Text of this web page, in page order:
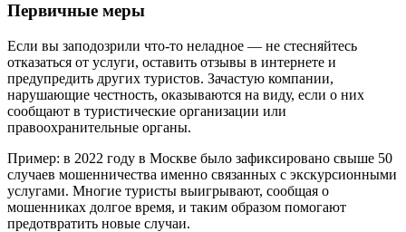
Первичные меры
Если вы заподозрили что-то неладное — не стесняйтесь
отказаться от услуги, оставить отзывы в интернете и
предупредить других туристов. Зачастую компании,
нарушающие честность, оказываются на виду, если о них
сообщают в туристические организации или
правоохранительные органы.
Пример: в 2022 году в Москве было зафиксировано свыше 50
случаев мошенничества именно связанных с экскурсионными
услугами. Многие туристы выигрывают, сообщая о
мошенниках долгое время, и таким образом помогают
предотвратить новые случаи.